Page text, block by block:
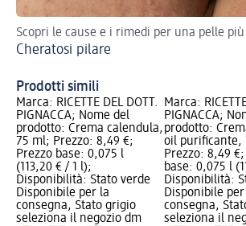
Scopri le cause e i rimedi per una pelle
Cheratosi pilare
Prodotti simili
Marca: RICETTE DEL DOTT.
PIGNACCA; Nome del
prodotto: Crema calendula,
75 ml; Prezzo: 8,49 €;
Prezzo base: 0,075 l
(113,20 € / 1 l);
Disponibilità: Stato verde
Disponibile per la
consegna, Stato grigio
seleziona il negozio dm
Marca:
PIGNACCA;
prodotto:
oil purificante,
Prezzo: 8,49
base: 0,075 l
Disponibilità:
Disponibile
consegna,
seleziona il